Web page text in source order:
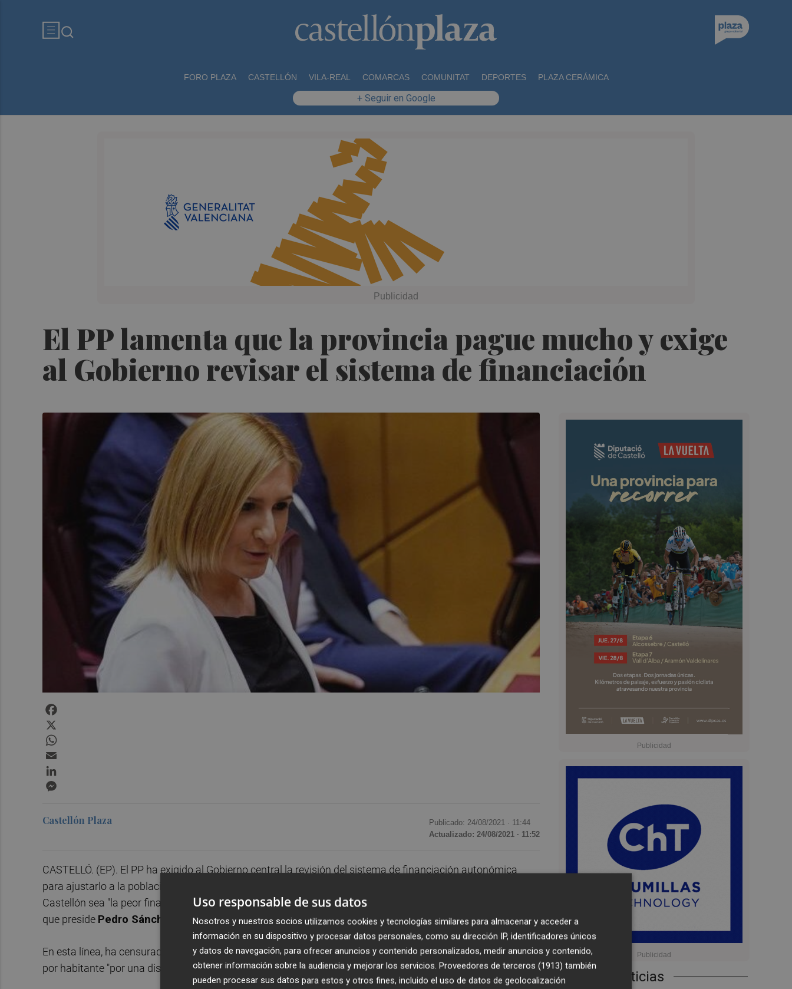
FORO PLAZA CASTELLÓN VILA-REAL COMARCAS COMUNITAT DEPORTES PLAZA CERÁMICA
+ Seguir en Google
El PP lamenta que la provincia pague mucho y exige
al Gobierno revisar el sistema de financiación
Últimas Noticias
Castellón Plaza Publicado: 24/08/2021 · 11:44
Actualizado: 24/08/2021 · 11:52
CASTELLÓ. (EP). El PP ha exigido al Gobierno central la revisión del sistema de financiación autonómica
para ajustarlo a la población real y lograr un "reparto justo", al tiempo que ha lamentado que la provincia de
Castellón sea "la peor financiada de la Comunitat Valenciana" y "una de las peores tratadas" por el Ejecutivo
que preside Pedro Sánchez en el conjunto de España.
En esta línea, ha censurado que pague "mucho" y reciba "bien poco" y que perciba cerca de 250 euros menos
por habitante "por una discriminación injusta".
Uso responsable de sus datos
Nosotros y nuestros socios utilizamos cookies y tecnologías similares para almacenar y acceder a
información en su dispositivo y procesar datos personales, como su dirección IP, identificadores únicos
y datos de navegación, para ofrecer anuncios y contenido personalizados, medir anuncios y contenido,
obtener información sobre la audiencia y mejorar los servicios. Proveedores de terceros (1913) también
pueden procesar sus datos para estos y otros fines, incluido el uso de datos de geolocalización